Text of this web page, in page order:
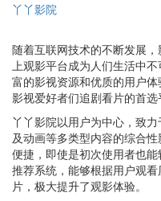
丫丫影院
随着互联网技术的不断发展
上观影平台成为人们生活中
富的影视资源和优质的用户
影视爱好者们追剧看片的首选
丫丫影院以用户为中心，致
及动画等多类型内容的综合
便捷，即使是初次使用者也
推荐系统，能够根据用户观
片，极大提升了观影体验。